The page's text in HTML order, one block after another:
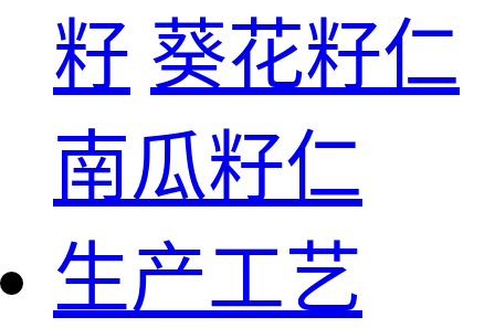
籽 葵花籽仁
南瓜籽仁
生产工艺